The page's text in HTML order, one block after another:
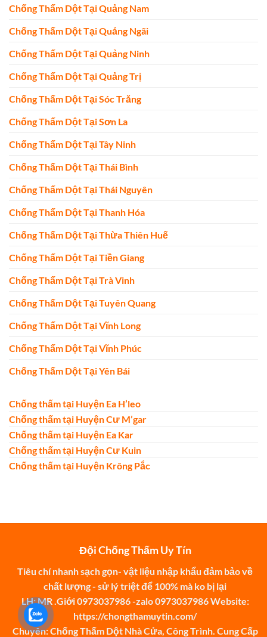
Chống Thấm Dột Tại Quảng Nam
Chống Thấm Dột Tại Quảng Ngãi
Chống Thấm Dột Tại Quảng Ninh
Chống Thấm Dột Tại Quảng Trị
Chống Thấm Dột Tại Sóc Trăng
Chống Thấm Dột Tại Sơn La
Chống Thấm Dột Tại Tây Ninh
Chống Thấm Dột Tại Thái Bình
Chống Thấm Dột Tại Thái Nguyên
Chống Thấm Dột Tại Thanh Hóa
Chống Thấm Dột Tại Thừa Thiên Huế
Chống Thấm Dột Tại Tiền Giang
Chống Thấm Dột Tại Trà Vinh
Chống Thấm Dột Tại Tuyên Quang
Chống Thấm Dột Tại Vĩnh Long
Chống Thấm Dột Tại Vĩnh Phúc
Chống Thấm Dột Tại Yên Bái
Chống thấm tại Huyện Ea H’leo
Chống thấm tại Huyện Cư M’gar
Chống thấm tại Huyện Ea Kar
Chống thấm tại Huyện Cư Kuin
Chống thấm tại Huyện Krông Pắc
Đội Chống Thấm Uy Tín
Tiêu chí nhanh sạch gọn- vật liệu nhập khẩu đảm bảo về
chất lượng - sử lý triệt để 100% mà ko bị lại
LH: MR .Giới 0973037986 -zalo 0973037986 Website:
https://chongthamuytin.com/
Chuyên: Chống Thấm Dột Nhà Cửa, Công Trình. Cung Cấp